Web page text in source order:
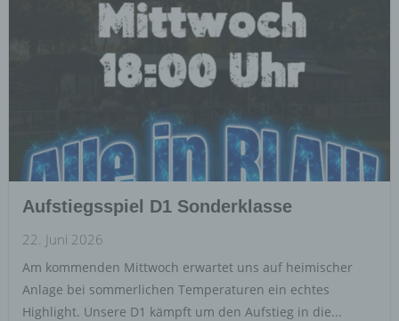
Aufstiegsspiel D1 Sonderklasse
22. Juni 2026
Am kommenden Mittwoch erwartet uns auf heimischer
Anlage bei sommerlichen Temperaturen ein echtes
Highlight. Unsere D1 kämpft um den Aufstieg in die...